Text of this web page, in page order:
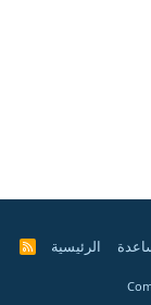
الرئيسية
R